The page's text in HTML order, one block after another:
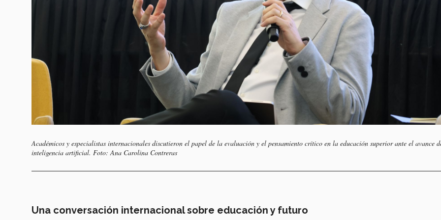
Académicos y especialistas internacionales discutieron el papel de la evaluación y el pensamiento crítico en la educación superior ante el avance
inteligencia artificial. Foto: Ana Carolina Contreras
Una conversación internacional sobre educación y futuro